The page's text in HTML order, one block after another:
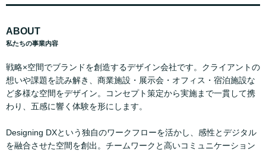
ABOUT
私たちの事業内容
戦略×空間でブランドを創造するデザイン会社です。クライアントの
想いや課題を読み解き、商業施設・展示会・オフィス・宿泊施設な
ど多様な空間をデザイン。コンセプト策定から実施まで一貫して携
わり、五感に響く体験を形にします。
Designing DXという独自のワークフローを活かし、感性とデジタル
を融合させた空間を創出。チームワークと高いコミュニケーション